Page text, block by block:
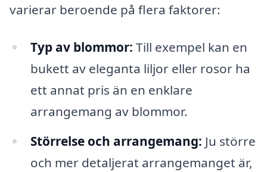
varierar beroende på flera faktorer:
Typ av blommor: Till exempel kan en
bukett av eleganta liljor eller rosor ha
ett annat pris än en enklare
arrangemang av blommor.
Störrelse och arrangemang: Ju större
och mer detaljerat arrangemanget är,